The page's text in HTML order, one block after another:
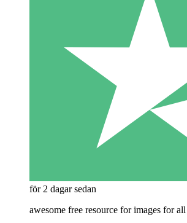
för 2 dagar sedan
awesome free resource for images for